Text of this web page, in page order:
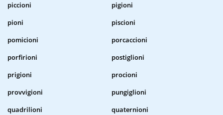
piccioni
pigioni
pioni
piscioni
pomicioni
porcaccioni
porfirioni
postiglioni
prigioni
procioni
provvigioni
pungiglioni
quadrilioni
quaternioni